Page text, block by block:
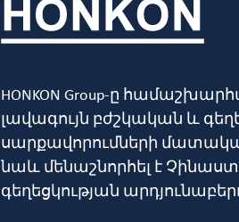
HONKON Group-ը
լավագույն բժշկական և
սարքավորումների
նաև մենաշնորհել է
գեղեցկության